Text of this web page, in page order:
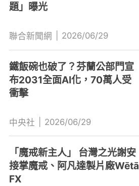
題」曝光
聯合新聞網 2026/06/29
鐵飯碗也破了？芬蘭公部門宣
布2031全面AI化，70萬人受
衝擊
中央社 2026/06/29
「魔戒新主人」 台灣之光謝安
接掌魔戒、阿凡達製片廠Wētā
FX